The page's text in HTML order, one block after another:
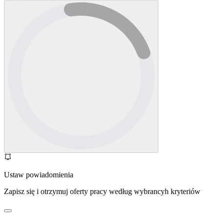
Ustaw powiadomienia
Zapisz się i otrzymuj oferty pracy według wybrancyh kryteriów